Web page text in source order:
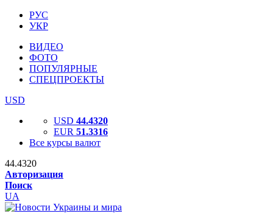
РУС
УКР
ВИДЕО
ФОТО
ПОПУЛЯРНЫЕ
СПЕЦПРОЕКТЫ
USD
USD 44.4320
EUR 51.3316
Все курсы валют
44.4320
Авторизация
Поиск
UA